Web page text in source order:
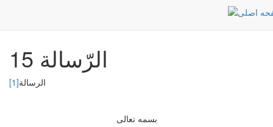
الرّسالة 15
الرسالة[1]
بسمه تعالى